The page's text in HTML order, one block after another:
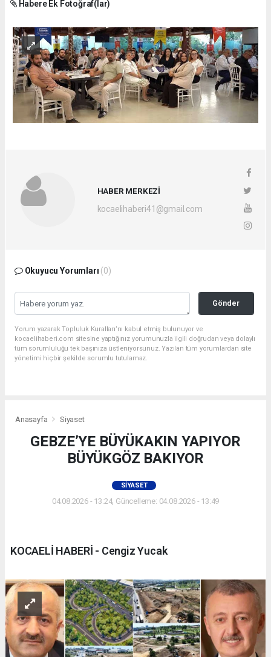
Habere Ek Fotoğraf(lar)
HABER MERKEZİ
kocaelihaberi41@gmail.com
Okuyucu Yorumları (0)
Gönder
Yorum yazarak Topluluk Kuralları’nı kabul etmiş bulunuyor ve
kocaelihaberi.com sitesine yaptığınız yorumunuzla ilgili doğrudan veya dolaylı
tüm sorumluluğu tek başınıza üstleniyorsunuz. Yazılan tüm yorumlardan site
yönetimi hiçbir şekilde sorumlu tutulamaz.
Anasayfa Siyaset
GEBZE’YE BÜYÜKAKIN YAPIYOR
BÜYÜKGÖZ BAKIYOR
SIYASET
04.08.2026 - 13:24, Güncelleme: 04.08.2026 - 13:49
KOCAELİ HABERİ - Cengiz Yucak